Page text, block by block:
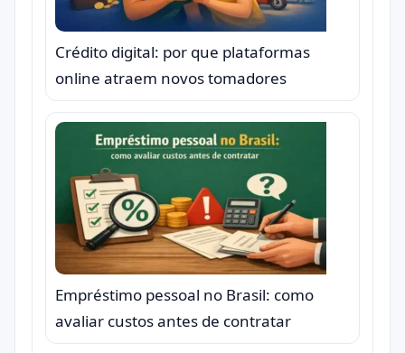
Crédito digital: por que plataformas
online atraem novos tomadores
Empréstimo pessoal no Brasil: como
avaliar custos antes de contratar